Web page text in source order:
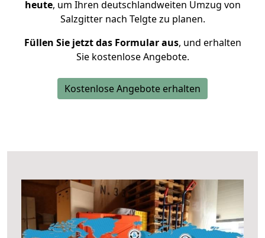
heute, um Ihren deutschlandweiten Umzug von
Salzgitter nach Telgte zu planen.
Füllen Sie jetzt das Formular aus, und erhalten
Sie kostenlose Angebote.
Kostenlose Angebote erhalten